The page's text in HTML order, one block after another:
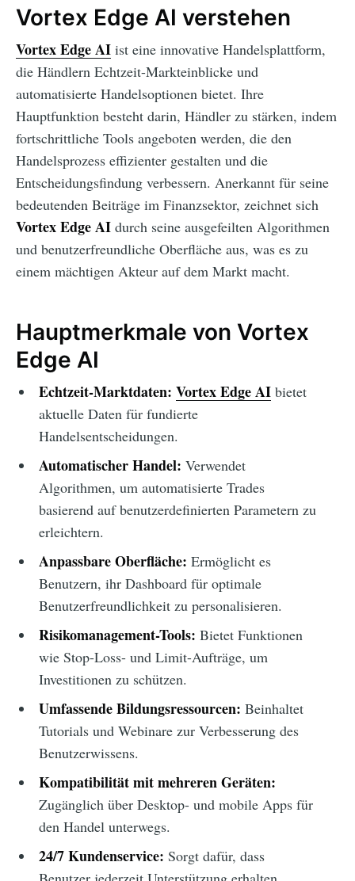
Vortex Edge AI verstehen
Vortex Edge AI ist eine innovative Handelsplattform,
die Händlern Echtzeit-Markteinblicke und
automatisierte Handelsoptionen bietet. Ihre
Hauptfunktion besteht darin, Händler zu stärken, indem
fortschrittliche Tools angeboten werden, die den
Handelsprozess effizienter gestalten und die
Entscheidungsfindung verbessern. Anerkannt für seine
bedeutenden Beiträge im Finanzsektor, zeichnet sich
Vortex Edge AI durch seine ausgefeilten Algorithmen
und benutzerfreundliche Oberfläche aus, was es zu
einem mächtigen Akteur auf dem Markt macht.
Hauptmerkmale von Vortex
Edge AI
Echtzeit-Marktdaten: Vortex Edge AIbietet
aktuelle Daten für fundierte
Handelsentscheidungen.
Automatischer Handel: Verwendet
Algorithmen, um automatisierte Trades
basierend auf benutzerdefinierten Parametern zu
erleichtern.
Anpassbare Oberfläche: Ermöglicht es
Benutzern, ihr Dashboard für optimale
Benutzerfreundlichkeit zu personalisieren.
Risikomanagement-Tools: Bietet Funktionen
wie Stop-Loss- und Limit-Aufträge, um
Investitionen zu schützen.
Umfassende Bildungsressourcen: Beinhaltet
Tutorials und Webinare zur Verbesserung des
Benutzerwissens.
Kompatibilität mit mehreren Geräten:
Zugänglich über Desktop- und mobile Apps für
den Handel unterwegs.
24/7 Kundenservice: Sorgt dafür, dass